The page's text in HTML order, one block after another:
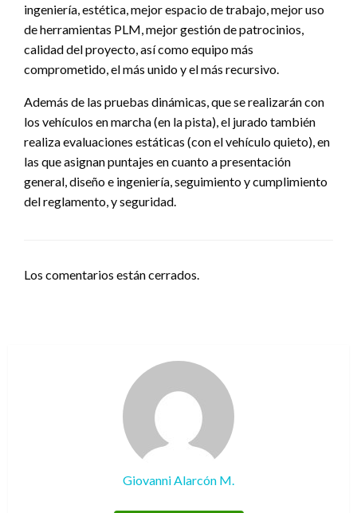
ingeniería, estética, mejor espacio de trabajo, mejor uso
de herramientas PLM, mejor gestión de patrocinios,
calidad del proyecto, así como equipo más
comprometido, el más unido y el más recursivo.
Además de las pruebas dinámicas, que se realizarán con
los vehículos en marcha (en la pista), el jurado también
realiza evaluaciones estáticas (con el vehículo quieto), en
las que asignan puntajes en cuanto a presentación
general, diseño e ingeniería, seguimiento y cumplimiento
del reglamento, y seguridad.
Los comentarios están cerrados.
Giovanni Alarcón M.